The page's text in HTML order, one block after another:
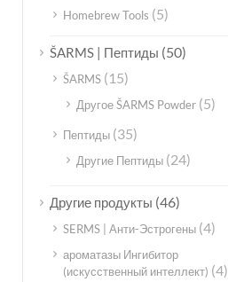
Homebrew Tools (5)
ŠARMS | Пептиды (50)
ŠARMS(15)
Другое ŠARMS Powder(5)
Пептиды(35)
Другие Пептиды(24)
Другие продукты (46)
SERMS | Анти-Эстрогены(4)
ароматазы Ингибитор
(искусственный интеллект) (4)